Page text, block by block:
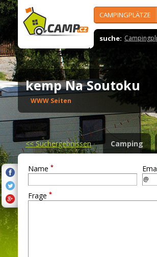
CAMPINGPLÄTZE
suche:
kemp Na Soutoku
WWW Seiten
<<Suchergebnissen Camping
Name *
Frage *